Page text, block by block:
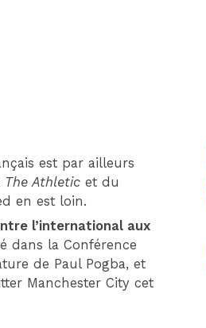
est par ailleurs
The Athletic et du
en est loin.
l’international aux
dans la Conférence
de Paul Pogba, et
Manchester City cet